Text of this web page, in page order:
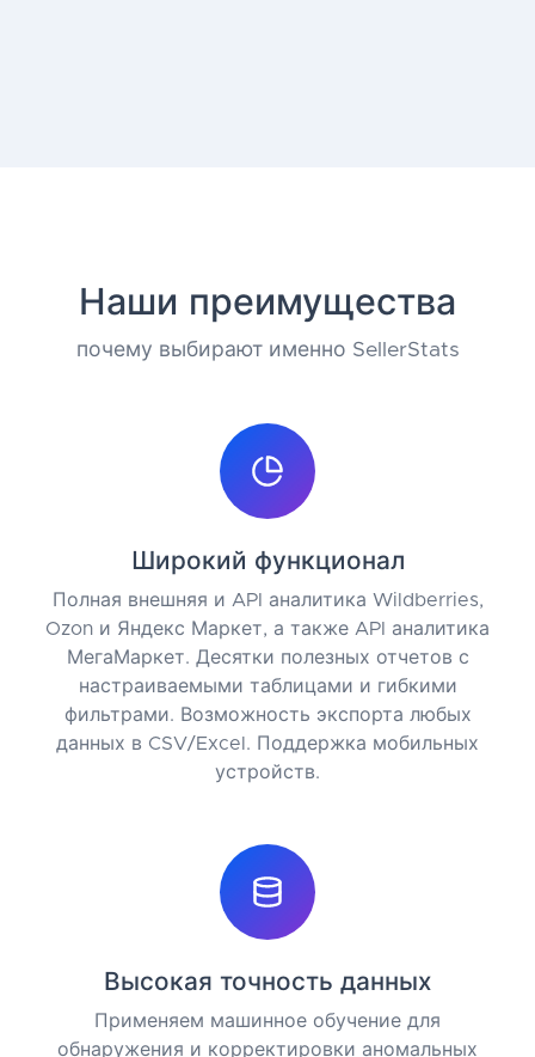
Наши преимущества
почему выбирают именно SellerStats
Широкий функционал
Полная внешняя и API аналитика Wildberries,
Ozon и Яндекс Маркет, а также API аналитика
МегаМаркет. Десятки полезных отчетов с
настраиваемыми таблицами и гибкими
фильтрами. Возможность экспорта любых
данных в CSV/Excel. Поддержка мобильных
устройств.
Высокая точность данных
Применяем машинное обучение для
обнаружения и корректировки аномальных